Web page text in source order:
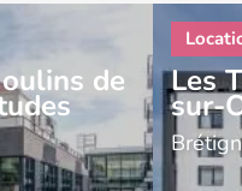
de Les
sur-